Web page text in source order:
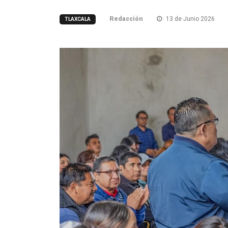
TLAXCALA Redacción 13 de Junio 2026